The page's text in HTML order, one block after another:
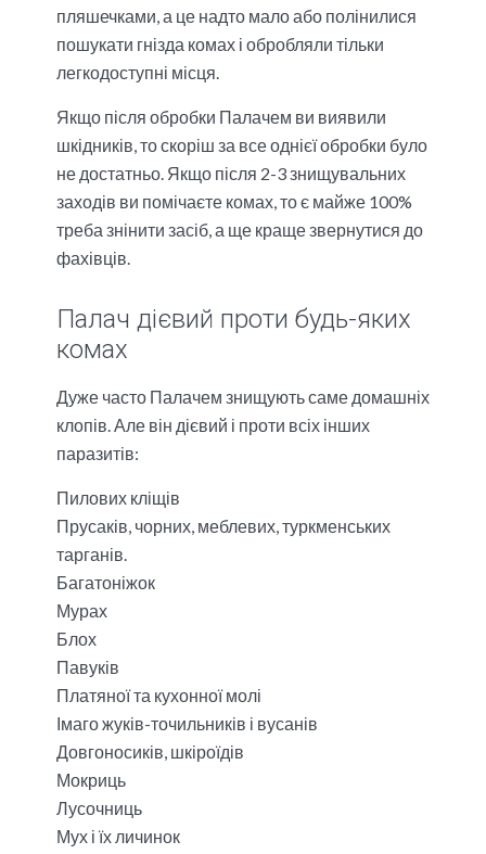
пляшечками, а це надто мало або полінилися
пошукати гнізда комах і обробляли тільки
легкодоступні місця.
Якщо після обробки Палачем ви виявили
шкідників, то скоріш за все однієї обробки було
не достатньо. Якщо після 2-3 знищувальних
заходів ви помічаєте комах, то є майже 100%
треба знінити засіб, а ще краще звернутися до
фахівців.
Палач дієвий проти будь-яких
комах
Дуже часто Палачем знищують саме домашніх
клопів. Але він дієвий і проти всіх інших
паразитів:
Пилових кліщів
Прусаків, чорних, меблевих, туркменських
тарганів.
Багатоніжок
Мурах
Блох
Павуків
Платяної та кухонної молі
Імаго жуків-точильників і вусанів
Довгоносиків, шкіроїдів
Мокриць
Лусочниць
Мух і їх личинок